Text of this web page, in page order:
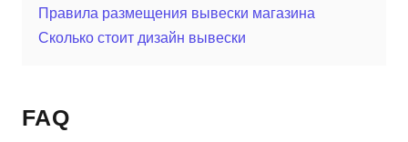
Правила размещения вывески магазина
Сколько стоит дизайн вывески
FAQ